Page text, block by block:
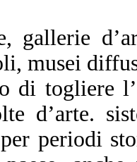
gallerie
musei
di togliere
d’arte.
periodi